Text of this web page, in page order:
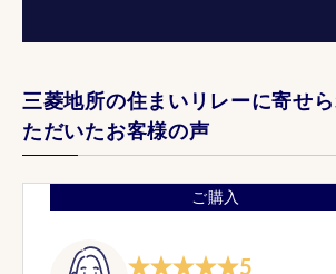
三菱地所の住まいリレーに寄せ
ただいたお客様の声
ご購入
5